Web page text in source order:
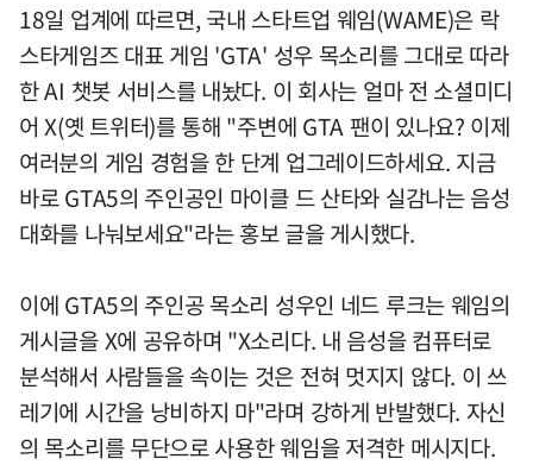
18일 업계에 따르면, 국내 스타트업 웨임(WAME)은 락
스타게임즈 대표 게임 'GTA' 성우 목소리를 그대로 따라
한 AI 챗봇 서비스를 내놨다. 이 회사는 얼마 전 소셜미디
어 X(옛 트위터)를 통해 "주변에 GTA 팬이 있나요? 이제
여러분의 게임 경험을 한 단계 업그레이드하세요. 지금
바로 GTA5의 주인공인 마이클 드 산타와 실감나는 음성
대화를 나눠보세요"라는 홍보 글을 게시했다.
이에 GTA5의 주인공 목소리 성우인 네드 루크는 웨임의
게시글을 X에 공유하며 "X소리다. 내 음성을 컴퓨터로
분석해서 사람들을 속이는 것은 전혀 멋지지 않다. 이 쓰
레기에 시간을 낭비하지 마"라며 강하게 반발했다. 자신
의 목소리를 무단으로 사용한 웨임을 저격한 메시지다.